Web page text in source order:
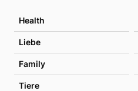
Health
Liebe
Family
Tiere